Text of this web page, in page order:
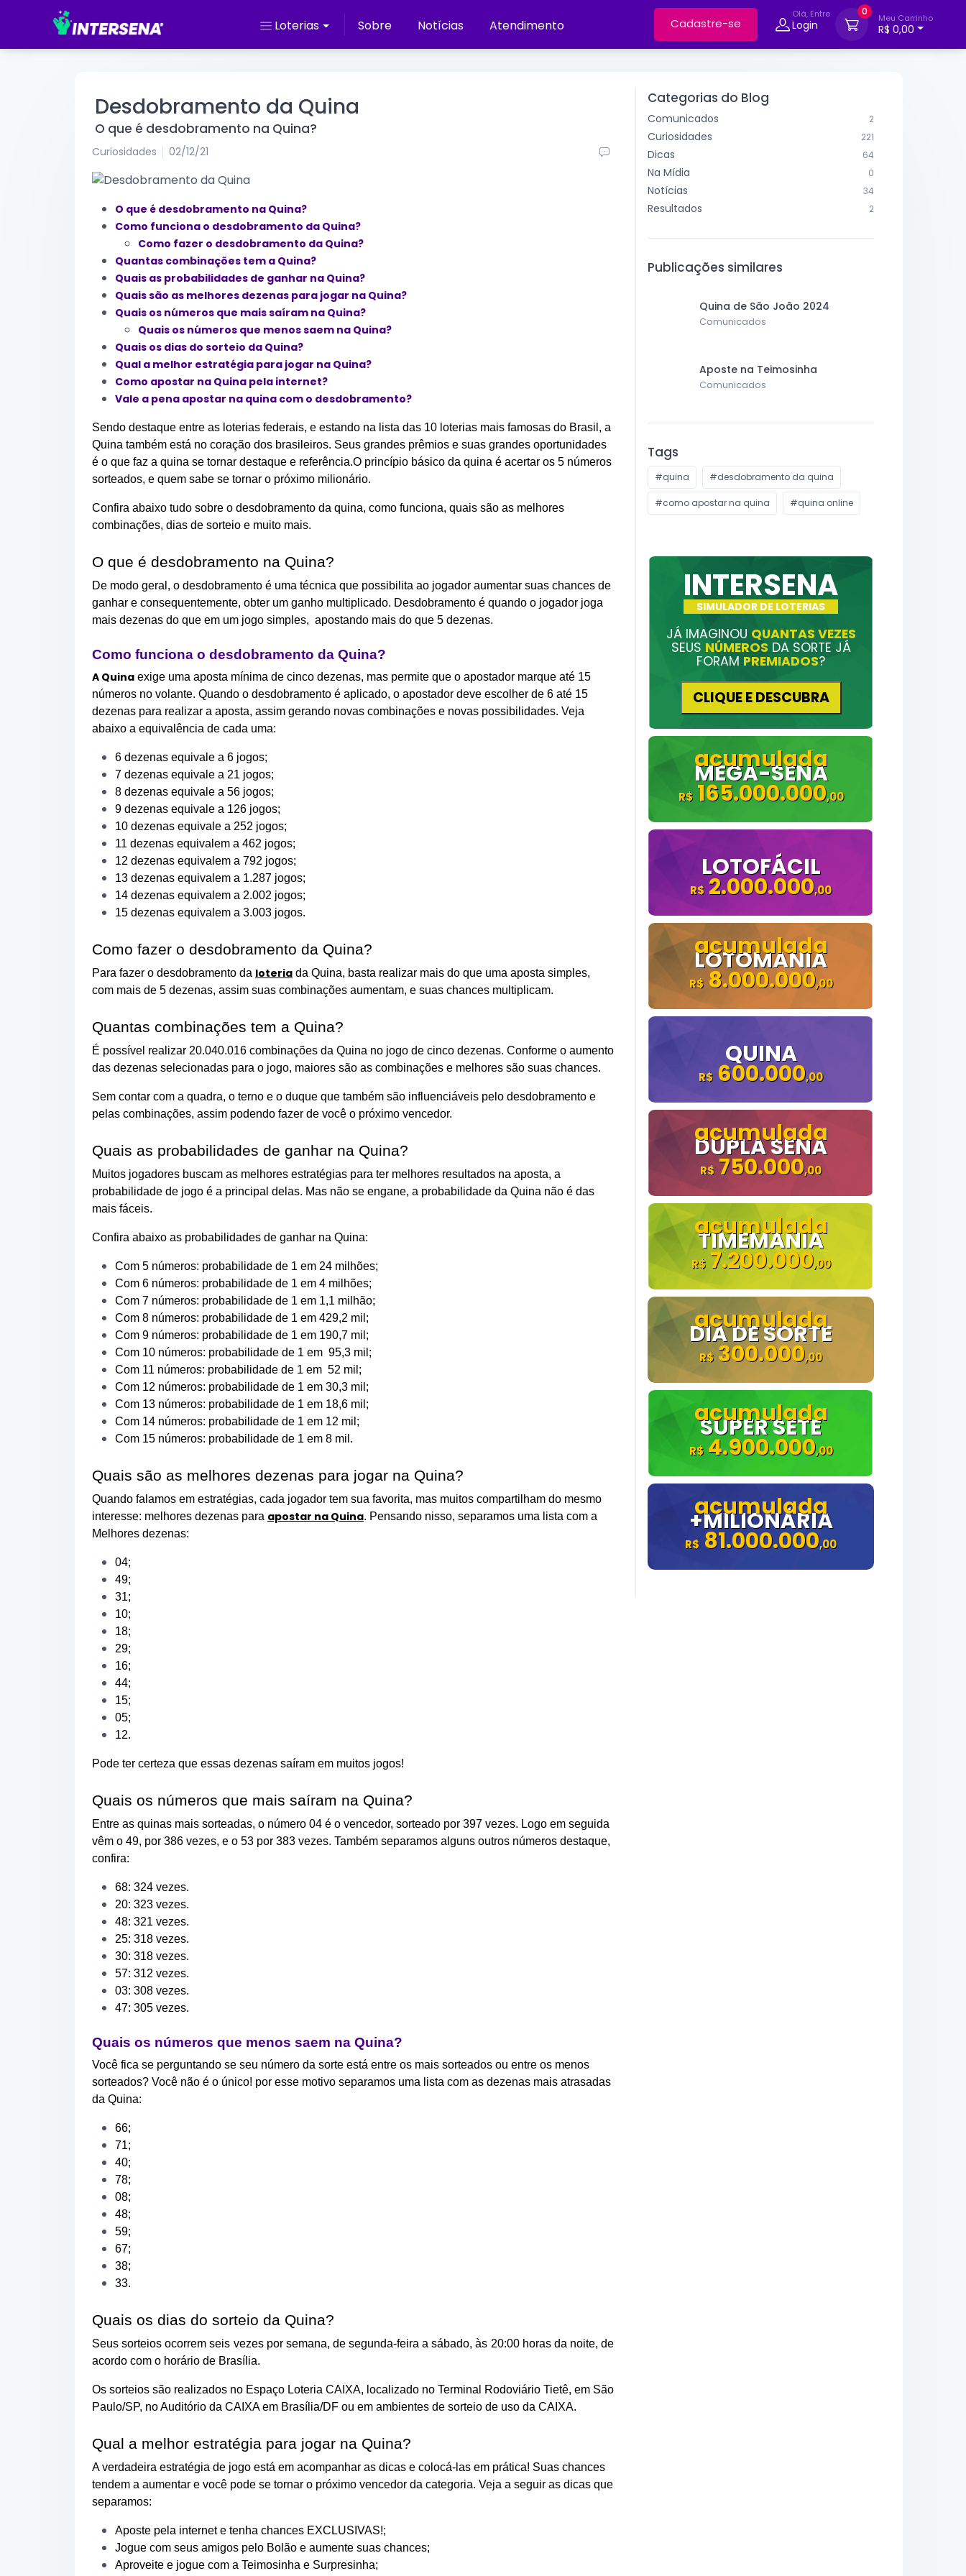
Loterias Sobre Notícias Atendimento Cadastre-se
Olá, Entre
Login
0
Meu Carrinho
R$ 0,00
Desdobramento da Quina
O que é desdobramento na Quina?
Curiosidades 02/12/21
O que é desdobramento na Quina?
Como funciona o desdobramento da Quina?
Como fazer o desdobramento da Quina?
Quantas combinações tem a Quina?
Quais as probabilidades de ganhar na Quina?
Quais são as melhores dezenas para jogar na Quina?
Quais os números que mais saíram na Quina?
Quais os números que menos saem na Quina?
Quais os dias do sorteio da Quina?
Qual a melhor estratégia para jogar na Quina?
Como apostar na Quina pela internet?
Vale a pena apostar na quina com o desdobramento?
Sendo destaque entre as loterias federais, e estando na lista das 10 loterias mais famosas do Brasil, a
Quina também está no coração dos brasileiros. Seus grandes prêmios e suas grandes oportunidades
é o que faz a quina se tornar destaque e referência.O princípio básico da quina é acertar os 5 números
sorteados, e quem sabe se tornar o próximo milionário.
Confira abaixo tudo sobre o desdobramento da quina, como funciona, quais são as melhores
combinações, dias de sorteio e muito mais.
O que é desdobramento na Quina?
De modo geral, o desdobramento é uma técnica que possibilita ao jogador aumentar suas chances de
ganhar e consequentemente, obter um ganho multiplicado. Desdobramento é quando o jogador joga
mais dezenas do que em um jogo simples, apostando mais do que 5 dezenas.
Como funciona o desdobramento da Quina?
A Quina exige uma aposta mínima de cinco dezenas, mas permite que o apostador marque até 15
números no volante. Quando o desdobramento é aplicado, o apostador deve escolher de 6 até 15
dezenas para realizar a aposta, assim gerando novas combinações e novas possibilidades. Veja
abaixo a equivalência de cada uma:
6 dezenas equivale a 6 jogos;
7 dezenas equivale a 21 jogos;
8 dezenas equivale a 56 jogos;
9 dezenas equivale a 126 jogos;
10 dezenas equivale a 252 jogos;
11 dezenas equivalem a 462 jogos;
12 dezenas equivalem a 792 jogos;
13 dezenas equivalem a 1.287 jogos;
14 dezenas equivalem a 2.002 jogos;
15 dezenas equivalem a 3.003 jogos.
Como fazer o desdobramento da Quina?
Para fazer o desdobramento da loteria da Quina, basta realizar mais do que uma aposta simples,
com mais de 5 dezenas, assim suas combinações aumentam, e suas chances multiplicam.
Quantas combinações tem a Quina?
É possível realizar 20.040.016 combinações da Quina no jogo de cinco dezenas. Conforme o aumento
das dezenas selecionadas para o jogo, maiores são as combinações e melhores são suas chances.
Sem contar com a quadra, o terno e o duque que também são influenciáveis pelo desdobramento e
pelas combinações, assim podendo fazer de você o próximo vencedor.
Quais as probabilidades de ganhar na Quina?
Muitos jogadores buscam as melhores estratégias para ter melhores resultados na aposta, a
probabilidade de jogo é a principal delas. Mas não se engane, a probabilidade da Quina não é das
mais fáceis.
Confira abaixo as probabilidades de ganhar na Quina:
Com 5 números: probabilidade de 1 em 24 milhões;
Com 6 números: probabilidade de 1 em 4 milhões;
Com 7 números: probabilidade de 1 em 1,1 milhão;
Com 8 números: probabilidade de 1 em 429,2 mil;
Com 9 números: probabilidade de 1 em 190,7 mil;
Com 10 números: probabilidade de 1 em 95,3 mil;
Com 11 números: probabilidade de 1 em 52 mil;
Com 12 números: probabilidade de 1 em 30,3 mil;
Com 13 números: probabilidade de 1 em 18,6 mil;
Com 14 números: probabilidade de 1 em 12 mil;
Com 15 números: probabilidade de 1 em 8 mil.
Quais são as melhores dezenas para jogar na Quina?
Quando falamos em estratégias, cada jogador tem sua favorita, mas muitos compartilham do mesmo
interesse: melhores dezenas para apostar na Quina. Pensando nisso, separamos uma lista com a
Melhores dezenas:
04;
49;
31;
10;
18;
29;
16;
44;
15;
05;
12.
Pode ter certeza que essas dezenas saíram em muitos jogos!
Quais os números que mais saíram na Quina?
Entre as quinas mais sorteadas, o número 04 é o vencedor, sorteado por 397 vezes. Logo em seguida
vêm o 49, por 386 vezes, e o 53 por 383 vezes. Também separamos alguns outros números destaque,
confira:
68: 324 vezes.
20: 323 vezes.
48: 321 vezes.
25: 318 vezes.
30: 318 vezes.
57: 312 vezes.
03: 308 vezes.
47: 305 vezes.
Quais os números que menos saem na Quina?
Você fica se perguntando se seu número da sorte está entre os mais sorteados ou entre os menos
sorteados? Você não é o único! por esse motivo separamos uma lista com as dezenas mais atrasadas
da Quina:
66;
71;
40;
78;
08;
48;
59;
67;
38;
33.
Quais os dias do sorteio da Quina?
Seus sorteios ocorrem seis vezes por semana, de segunda-feira a sábado, às 20:00 horas da noite, de
acordo com o horário de Brasília.
Os sorteios são realizados no Espaço Loteria CAIXA, localizado no Terminal Rodoviário Tietê, em São
Paulo/SP, no Auditório da CAIXA em Brasília/DF ou em ambientes de sorteio de uso da CAIXA.
Qual a melhor estratégia para jogar na Quina?
A verdadeira estratégia de jogo está em acompanhar as dicas e colocá-las em prática! Suas chances
tendem a aumentar e você pode se tornar o próximo vencedor da categoria. Veja a seguir as dicas que
separamos:
Aposte pela internet e tenha chances EXCLUSIVAS!;
Jogue com seus amigos pelo Bolão e aumente suas chances;
Aproveite e jogue com a Teimosinha e Surpresinha;
Categorias do Blog
Comunicados 2
Curiosidades 221
Dicas 64
Na Mídia 0
Notícias 34
Resultados 2
Publicações similares
Quina de São João 2024
Comunicados
Aposte na Teimosinha
Comunicados
Tags
#quina #desdobramento da quina
#como apostar na quina #quina online
INTERSENA
SIMULADOR DE LOTERIAS
JÁ IMAGINOU QUANTAS VEZES
SEUS NÚMEROS DA SORTE JÁ
FORAM PREMIADOS?
CLIQUE E DESCUBRA
MEGA-SENA
165.000.000
LOTOFÁCIL
2.000.000
LOTOMANIA
8.000.000
QUINA
600.000
DUPLA SENA
750.000
TIMEMANIA
7.200.000
DIA DE SORTE
300.000
SUPER SETE
4.900.000
+MILIONÁRIA
81.000.000